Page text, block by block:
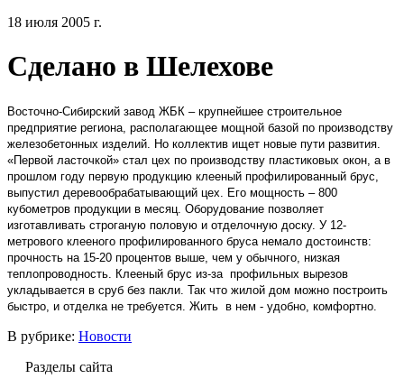
18 июля 2005 г.
Сделано в Шелехове
Восточно-Сибирский завод ЖБК – крупнейшее строительное
предприятие региона, располагающее мощной базой по производству
железобетонных изделий. Но коллектив ищет новые пути развития.
«Первой ласточкой» стал цех по производству пластиковых окон, а в
прошлом году первую продукцию клееный профилированный брус,
выпустил деревообрабатывающий цех. Его мощность – 800
кубометров продукции в месяц. Оборудование позволяет
изготавливать строганую половую и отделочную доску. У 12-
метрового клееного профилированного бруса немало достоинств:
прочность на 15-20 процентов выше, чем у обычного, низкая
теплопроводность. Клееный брус из-за профильных вырезов
укладывается в сруб без пакли. Так что жилой дом можно построить
быстро, и отделка не требуется. Жить в нем - удобно, комфортно.
В рубрике: Новости
Разделы сайта